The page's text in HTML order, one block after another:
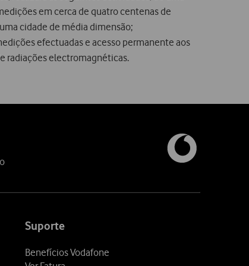
em cerca de quatro centenas de
cidade de média dimensão;
efectuadas e acesso permanente aos
radiações electromagnéticas.
Suporte
Benefícios Vodafone